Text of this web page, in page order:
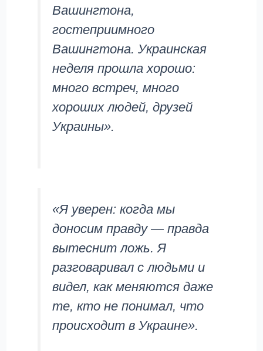
Вашингтона,
гостеприимного
Вашингтона. Украинская
неделя прошла хорошо:
много встреч, много
хороших людей, друзей
Украины».
«Я уверен: когда мы
доносим правду — правда
вытеснит ложь. Я
разговаривал с людьми и
видел, как меняются даже
те, кто не понимал, что
происходит в Украине».